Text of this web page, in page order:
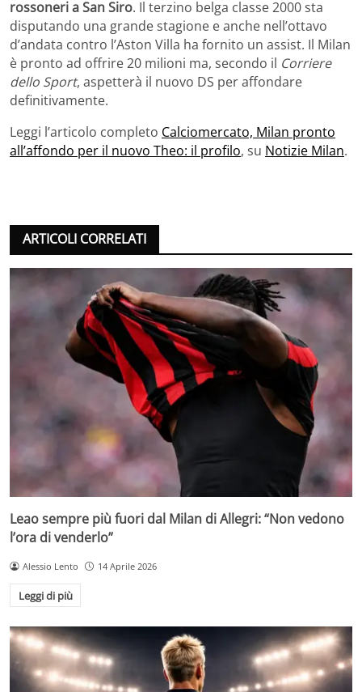
rossoneri a San Siro. Il terzino belga classe 2000 sta
disputando una grande stagione e anche nell’ottavo
d’andata contro l’Aston Villa ha fornito un assist. Il Milan
è pronto ad offrire 20 milioni ma, secondo il Corriere
dello Sport, aspetterà il nuovo DS per affondare
definitivamente.
Leggi l’articolo completo Calciomercato, Milan pronto
all’affondo per il nuovo Theo: il profilo, su Notizie Milan.
ARTICOLI CORRELATI
Leao sempre più fuori dal Milan di Allegri: “Non vedono
l’ora di venderlo”
Alessio Lento 14 Aprile 2026
Leggi di più